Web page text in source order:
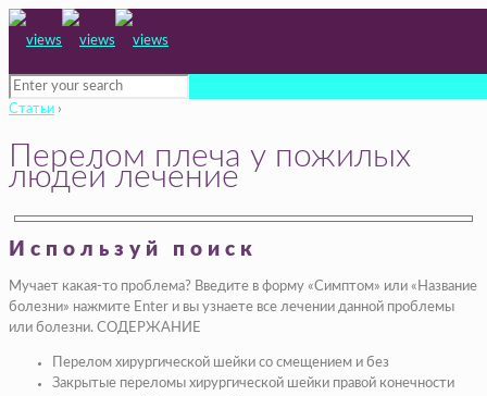
Статьи ›
Перелом плеча у пожилых
людей лечение
Используй поиск
Мучает какая-то проблема? Введите в форму «Симптом» или «Название
болезни» нажмите Enter и вы узнаете все лечении данной проблемы
или болезни. СОДЕРЖАНИЕ
Перелом хирургической шейки со смещением и без
Закрытые переломы хирургической шейки правой конечности